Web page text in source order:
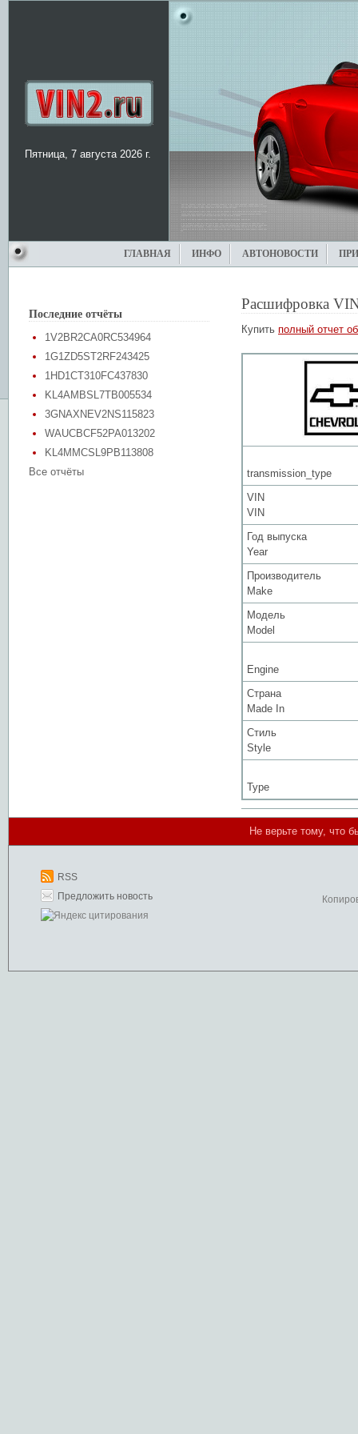
Пятница, 7 августа 2026 г.
ГЛАВНАЯ ИНФО АВТОНОВОСТИ
Последние отчёты
1V2BR2CA0RC534964
1G1ZD5ST2RF243425
1HD1CT310FC437830
KL4AMBSL7TB005534
3GNAXNEV2NS115823
WAUCBCF52PA013202
KL4MMCSL9PB113808
Все отчёты
Расшифровка
Купить полный отчет
transmission_type
VIN
VIN
Год выпуска
Year
Производитель
Make
Модель
Model
Engine
Страна
Made In
Стиль
Style
Type
Не верьте тому, что
RSS
Предложить новость